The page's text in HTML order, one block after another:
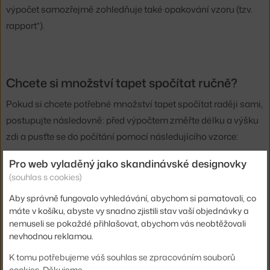
výpočet samozřejmě zohledňuje také opakování vzoru (tzv.
rapport*).
Chcete si množství tapet spočítat ručně?
Pokud si chcete potřebné množství tapet spočítat raději sami,
postupujte následovně: před výpočtem změřte délku a výšku
zdi a pusťte se do počítání pomocí následujícího vzorce:
Výsledek Y zaokrouhlete
plochu zdi, tu je ještě třeba vydělit plochou tapety. Většina
Pro web vyladěný jako skandinávské designovky
(souhlas s cookies)
Aby správně fungovalo vyhledávání, abychom si pamatovali, co
máte v košíku, abyste vy snadno zjistili stav vaší objednávky a
nemuseli se pokaždé přihlašovat, abychom vás neobtěžovali
nevhodnou reklamou.
K tomu potřebujeme váš souhlas se zpracováním souborů